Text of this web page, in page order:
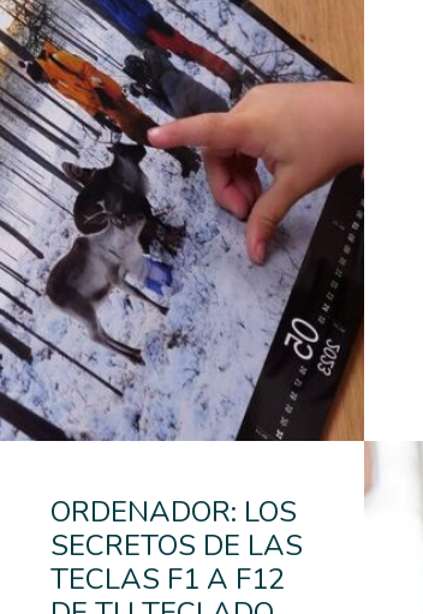
ORDENADOR: LOS
SECRETOS DE LAS
TECLAS F1 A F12